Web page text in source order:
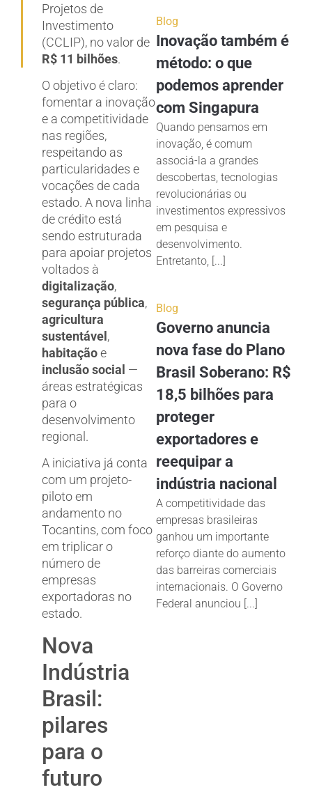
Projetos de
Investimento
(CCLIP), no valor de
R$ 11 bilhões.
O objetivo é claro:
fomentar a inovação
e a competitividade
nas regiões,
respeitando as
particularidades e
vocações de cada
estado. A nova linha
de crédito está
sendo estruturada
para apoiar projetos
voltados à
digitalização,
segurança pública,
agricultura
sustentável ,
habitaçãoe
inclusão social —
áreas estratégicas
para o
desenvolvimento
regional.
A iniciativa já conta
com um projeto-
piloto em
andamento no
Tocantins, com foco
em triplicar o
número de
empresas
exportadoras no
estado.
Nova
Indústria
Brasil:
pilares
para o
futuro
Blog
Inovação também é
método: o que
podemos aprender
com Singapura
Quando pensamos em
inovação, é comum
associá-la a grandes
descobertas, tecnologias
revolucionárias ou
investimentos expressivos
em pesquisa e
desenvolvimento.
Entretanto, [...]
Blog
Governo anuncia
nova fase do Plano
Brasil Soberano: R$
18,5 bilhões para
proteger
exportadores e
reequipar a
indústria nacional
A competitividade das
empresas brasileiras
ganhou um importante
reforço diante do aumento
das barreiras comerciais
internacionais. O Governo
Federal anunciou [...]